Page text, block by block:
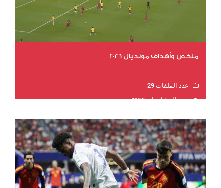
ملخص وأهداف مونديال 2026
عدد الملفات 29
عدد المشاهدات 4955